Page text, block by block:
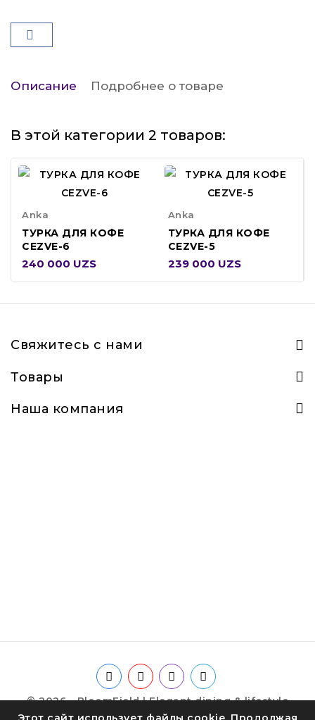
Описание Подробнее о товаре
В этой категории 2 товаров:
Anka
ТУРКА ДЛЯ КОФЕ
CEZVE-6
240 000 UZS
Anka
ТУРКА ДЛЯ КОФЕ
CEZVE-5
239 000 UZS
Свяжитесь с нами
Товары
Наша компания
© 2026 - BloomField | Elegant dining & lifestyle